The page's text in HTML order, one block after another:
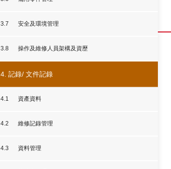
3.7 安全及環境管理
3.8 操作及維修人員架構及資歷
4. 記錄/ 文件記錄
4.1 資產資料
4.2 維修記錄管理
4.3 資料管理